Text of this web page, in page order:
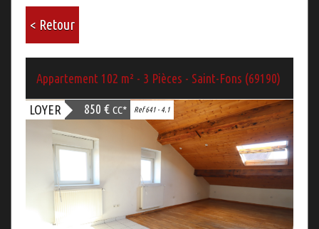
< Retour
Appartement 102 m² - 3 Pièces - Saint-Fons (69190)
LOYER 850 € CC* Ref 641 - 4.1